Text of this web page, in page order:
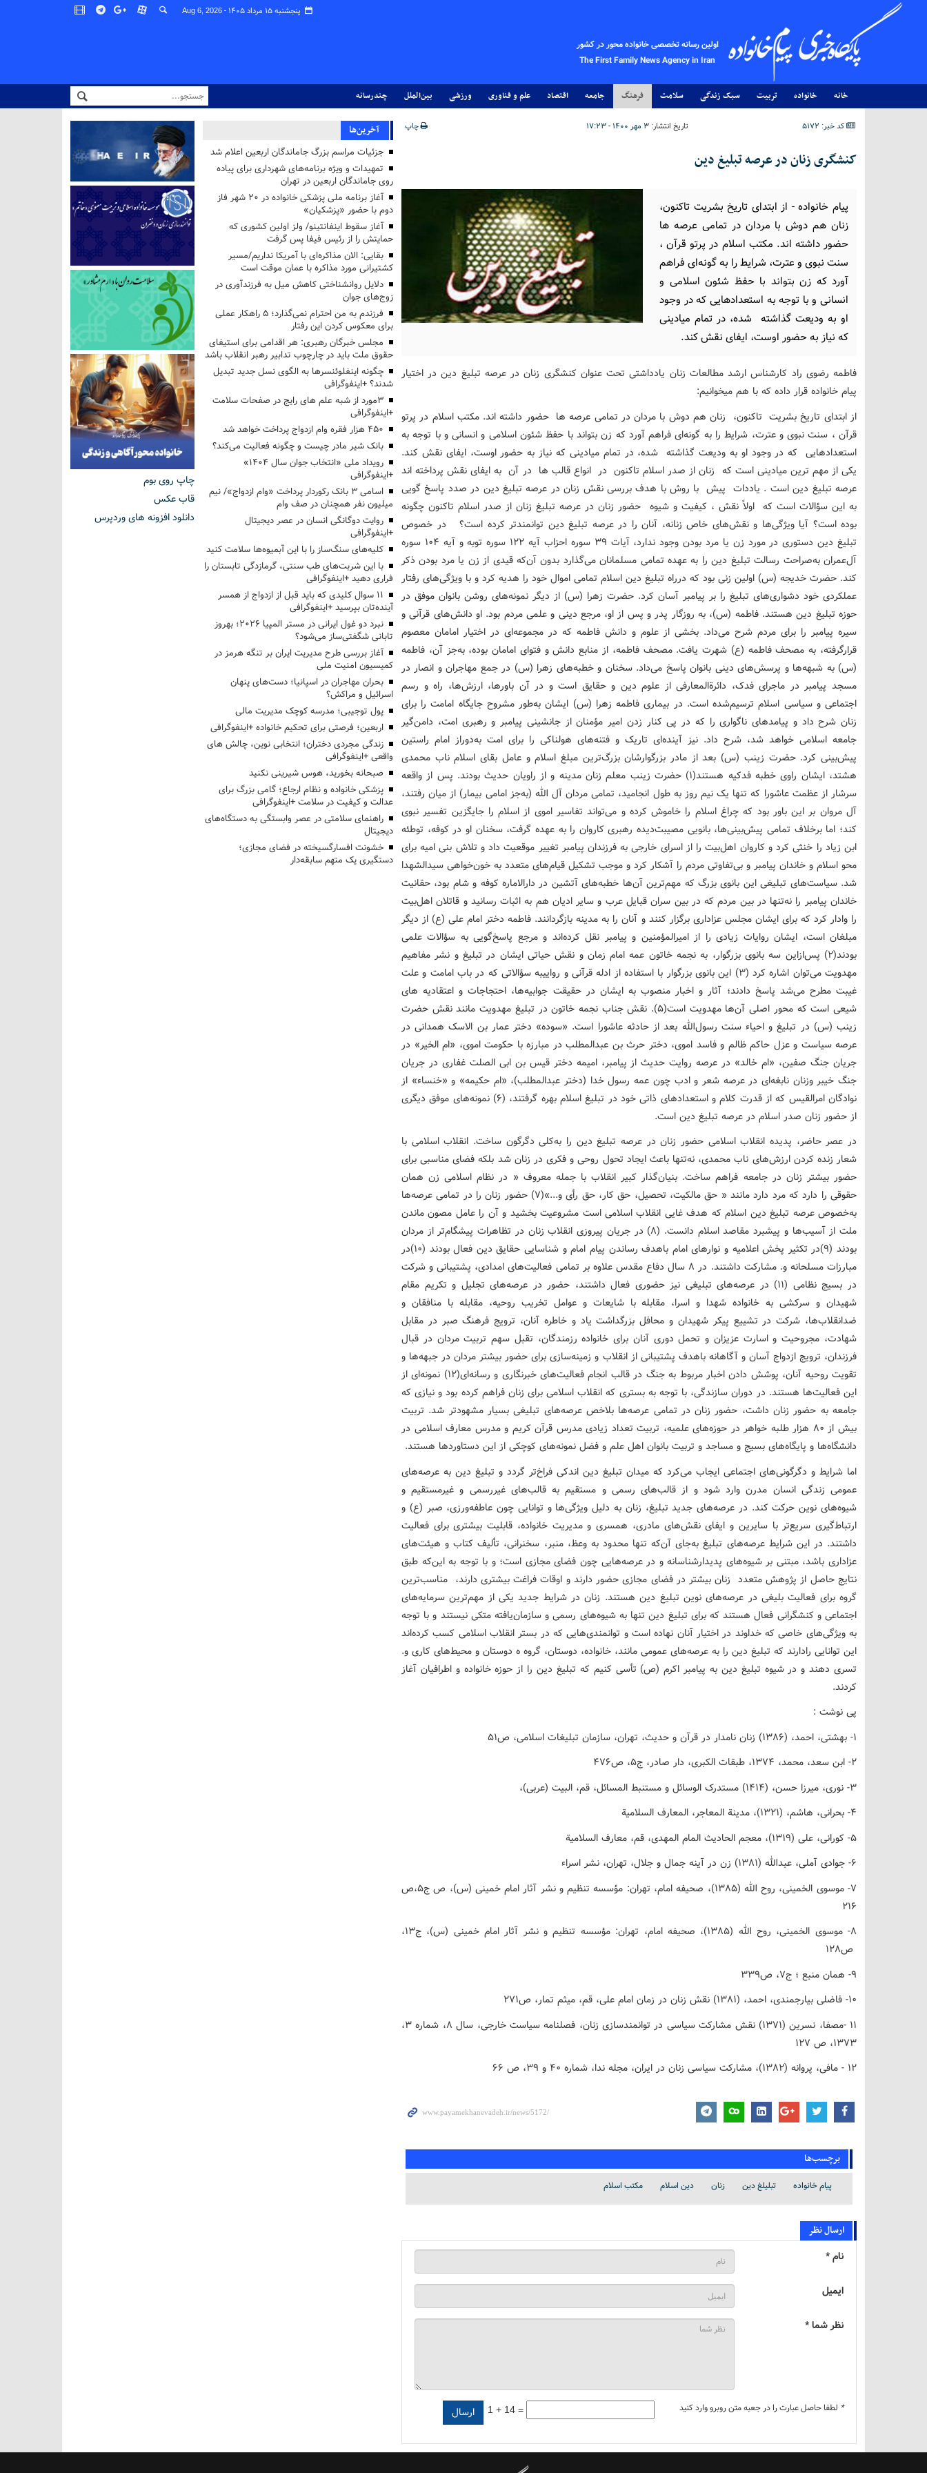
پنجشنبه ۱۵ مرداد ۱۴۰۵ - Aug 6, 2026
اولین رسانه تخصصی خانواده محور در کشور
The First Family News Agency in Iran
خانه خانواده تربیت سبک زندگی سلامت فرهنگ جامعه اقتصاد علم و فناوری ورزشی بین‌الملل چندرسانه
کد خبر: 5172 تاریخ انتشار: ۳ مهر ۱۴۰۰ - ۱۷:۲۳ چاپ
کنشگری زنان در عرصه تبلیغ دین
پیام خانواده - از ابتدای تاریخ بشریت تاکنون،
زنان هم دوش با مردان در تمامی عرصه ها
حضور داشته اند. مکتب اسلام در پرتو قرآن ،
سنت نبوی و عترت، شرایط را به گونه‌ای فراهم
آورد که زن بتواند با حفظ شئون اسلامی و
انسانی و با توجه به استعدادهایی که در وجود
او به ودیعت گذاشته ‌ شده، در تمام میادینی
که نیاز به حضور اوست، ایفای نقش کند.
فاطمه رضوی راد کارشناس ارشد مطالعات زنان یادداشتی تحت عنوان کنشگری زنان در عرصه تبلیغ دین در اختیار
پیام خانواده قرار داده که با هم میخوانیم:
از ابتدای تاریخ بشریت تاکنون، زنان هم دوش با مردان در تمامی عرصه ها حضور داشته اند. مکتب اسلام در پرتو
قرآن ، سنت نبوی و عترت، شرایط را به گونه‌ای فراهم آورد که زن بتواند با حفظ شئون اسلامی و انسانی و با توجه به
استعدادهایی که در وجود او به ودیعت گذاشته ‌ شده، در تمام میادینی که نیاز به حضور اوست، ایفای نقش کند.
یکی از مهم ترین میادینی است که زنان از صدر اسلام تاکنون در انواع قالب ها در آن به ایفای نقش پرداخته اند
عرصه تبلیغ دین است . یاددات پیش با روش با هدف بررسی نقش زنان در عرصه تبلیغ دین در صدد پاسخ گویی
به این سؤالات است که اولاً نقش ، کیفیت و شیوه حضور زنان در عرصه تبلیغ زنان از صدر اسلام تاکنون چگونه
بوده است؟ آیا ویژگی‌ها و نقش‌های خاص زنانه، آنان را در عرصه تبلیغ دین توانمندتر کرده است؟ در خصوص
تبلیغ دین دستوری در مورد زن یا مرد بودن وجود ندارد، آیات 39 سوره احزاب آیه 122 سوره توبه و آیه 104 سوره
آل‌عمران به‌صراحت رسالت تبلیغ دین را به عهده تمامی مسلمانان می‌گذارد بدون آن‌که قیدی از زن یا مرد بودن ذکر
کند. حضرت خدیجه (س) اولین زنی بود که درراه تبلیغ دین اسلام تمامی اموال خود را هدیه کرد و با ویژگی‌های رفتار
عملکردی خود دشواری‌های تبلیغ را بر پیامبر آسان کرد. حضرت زهرا (س) از دیگر نمونه‌های روشن بانوان موفق در
حوزه تبلیغ دین هستند. فاطمه (س)، به روزگار پدر و پس از او، مرجع دینی و علمی مردم بود. او دانش‌های قرآنی و
سیره پیامبر را برای مردم شرح می‌داد. بخشی از علوم و دانش فاطمه که در مجموعه‌ای در اختیار امامان معصوم
قرارگرفته، به مصحف فاطمه (ع) شهرت یافت. مصحف فاطمه، از منابع دانش و فتوای امامان بوده، به‌جز آن، فاطمه
(س) به شبهه‌ها و پرسش‌های دینی بانوان پاسخ می‌داد. سخنان و خطبه‌های زهرا (س) در جمع مهاجران و انصار در
مسجد پیامبر در ماجرای فدک، دائرة‌المعارفی از علوم دین و حقایق است و در آن باورها، ارزش‌ها، راه و رسم
اجتماعی و سیاسی اسلام ترسیم‌شده است. در بیماری فاطمه زهرا (س) ایشان به‌طور مشروح جایگاه امامت را برای
زنان شرح داد و پیامدهای ناگواری را که در پی کنار زدن امیر مؤمنان از جانشینی پیامبر و رهبری امت، دامن‌گیر
جامعه اسلامی خواهد شد، شرح داد. نیز آینده‌ای تاریک و فتنه‌های هولناکی را برای امت به‌دوراز امام راستین
پیش‌بینی کرد. حضرت زینب (س) بعد از مادر بزرگوارشان بزرگ‌ترین مبلغ اسلام و عامل بقای اسلام ناب محمدی
هشتد، ایشان راوی خطبه فدکیه هستند(1) حضرت زینب معلم زنان مدینه و از راویان حدیث بودند. پس از واقعه
سرشار از عظمت عاشورا که تنها یک نیم روز به طول انجامید، تمامی مردان آل الله (به‌جز امامی بیمار) از میان رفتند،
آل مروان بر این باور بود که چراغ اسلام را خاموش کرده و می‌تواند تفاسیر اموی از اسلام را جایگزین تفسیر نبوی
کند؛ اما برخلاف تمامی پیش‌بینی‌ها، بانویی مصیبت‌دیده رهبری کاروان را به عهده گرفت، سخنان او در کوفه، توطئه
ابن زیاد را خنثی کرد و کاروان اهل‌بیت را از اسرای خارجی به فرزندان پیامبر تغییر موقعیت داد و تلاش بنی امیه برای
محو اسلام و خاندان پیامبر و بی‌تفاوتی مردم را آشکار کرد و موجب تشکیل قیام‌های متعدد به خون‌خواهی سیدالشهدا
شد. سیاست‌های تبلیغی این بانوی بزرگ که مهم‌ترین آن‌ها خطبه‌های آتشین در دارالاماره کوفه و شام بود، حقانیت
خاندان پیامبر را نه‌تنها در بین مردم که در بین سران قبایل عرب و سایر ادیان هم به اثبات رسانید و قاتلان اهل‌بیت
را وادار کرد که برای ایشان مجلس عزاداری برگزار کنند و آنان را به مدینه بازگردانند. فاطمه دختر امام علی (ع) از دیگر
مبلغان است، ایشان روایات زیادی را از امیرالمؤمنین و پیامبر نقل کرده‌اند و مرجع پاسخ‌گویی به سؤالات علمی
بودند(2) پس‌ازاین سه بانوی بزرگوار، به نجمه خاتون عمه امام زمان و نقش حیاتی ایشان در تبلیغ و نشر مفاهیم
مهدویت می‌توان اشاره کرد (3) این بانوی بزرگوار با استفاده از ادله قرآنی و رواییبه سؤالاتی که در باب امامت و علت
غیبت مطرح می‌شد پاسخ دادند؛ آثار و اخبار منصوب به ایشان در حقیقت جوابیه‌ها، احتجاجات و اعتقادیه های
شیعی است که محور اصلی آن‌ها مهدویت است(5). نقش جناب نجمه خاتون در تبلیغ مهدویت مانند نقش حضرت
زینب (س) در تبلیغ و احیاء سنت رسول‌الله بعد از حادثه عاشورا است. «سوده» دختر عمار بن الاسک همدانی در
عرصه سیاست و عزل حاکم ظالم و فاسد اموی، دختر حرث بن عبدالمطلب در مبارزه با حکومت اموی، «ام الخیر» در
جریان جنگ صفین، «ام خالد» در عرصه روایت حدیث از پیامبر، امیمه دختر قیس بن ابی الصلت غفاری در جریان
جنگ خیبر وزنان نابغه‌ای در عرصه شعر و ادب چون عمه رسول خدا (دختر عبدالمطلب)، «ام حکیمه» و «خنساء» از
نوادگان امرالقیس که از قدرت کلام و استعدادهای ذاتی خود در تبلیغ اسلام بهره گرفتند، (6) نمونه‌های موفق دیگری
از حضور زنان صدر اسلام در عرصه تبلیغ دین است.
در عصر حاضر، پدیده انقلاب اسلامی حضور زنان در عرصه تبلیغ دین را به‌کلی دگرگون ساخت. انقلاب اسلامی با
شعار زنده کردن ارزش‌های ناب محمدی، نه‌تنها باعث ایجاد تحول روحی و فکری در زنان شد بلکه فضای مناسبی برای
حضور بیشتر زنان در جامعه فراهم ساخت. بنیان‌گذار کبیر انقلاب با جمله معروف « در نظام اسلامی زن همان
حقوقی را دارد که مرد دارد مانند « حق مالکیت، تحصیل، حق کار، حق رأی و...»(7) حضور زنان را در تمامی عرصه‌ها
به‌خصوص عرصه تبلیغ دین اسلام که هدف غایی انقلاب اسلامی است مشروعیت بخشید و آن را عامل مصون ماندن
ملت از آسیب‌ها و پیشبرد مقاصد اسلام دانست. (8) در جریان پیروزی انقلاب زنان در تظاهرات پیشگام‌تر از مردان
بودند (9)در تکثیر پخش اعلامیه و نوارهای امام باهدف رساندن پیام امام و شناسایی حقایق دین فعال بودند (10)در
مبارزات مسلحانه و. مشارکت داشتند. در 8 سال دفاع مقدس علاوه بر تمامی فعالیت‌های امدادی، پشتیبانی و شرکت
در بسیج نظامی (11) در عرصه‌های تبلیغی نیز حضوری فعال داشتند، حضور در عرصه‌های تجلیل و تکریم مقام
شهیدان و سرکشی به خانواده شهدا و اسرا، مقابله با شایعات و عوامل تخریب روحیه، مقابله با منافقان و
ضدانقلاب‌ها، شرکت در تشییع پیکر شهیدان و محافل بزرگداشت یاد و خاطره آنان، ترویج فرهنگ صبر در مقابل
شهادت، مجروحیت و اسارت عزیزان و تحمل دوری آنان برای خانواده رزمندگان، تقبل سهم تربیت مردان در قبال
فرزندان، ترویج ازدواج آسان و آگاهانه باهدف پشتیبانی از انقلاب و زمینه‌سازی برای حضور بیشتر مردان در جبهه‌ها و
تقویت روحیه آنان، پوشش دادن اخبار مربوط به جنگ در قالب انجام فعالیت‌های خبرنگاری و رسانه‌ای(12) نمونه‌ای از
این فعالیت‌ها هستند. در دوران سازندگی، با توجه به بستری که انقلاب اسلامی برای زنان فراهم کرده بود و نیازی که
جامعه به حضور زنان داشت، حضور زنان در تمامی عرصه‌ها بلاخص عرصه‌های تبلیغی بسیار مشهودتر شد. تربیت
بیش از 80 هزار طلبه خواهر در حوزه‌های علمیه، تربیت تعداد زیادی مدرس قرآن کریم و مدرس معارف اسلامی در
دانشگاه‌ها و پایگاه‌های بسیج و مساجد و تربیت بانوان اهل علم و فضل نمونه‌های کوچکی از این دستاوردها هستند.
اما شرایط و دگرگونی‌های اجتماعی ایجاب می‌کرد که میدان تبلیغ دین اندکی فراخ‌تر گردد و تبلیغ دین به عرصه‌های
عمومی زندگی انسان مدرن وارد شود و از قالب‌های رسمی و مستقیم به قالب‌های غیررسمی و غیرمستقیم و
شیوه‌های نوین حرکت کند. در عرصه‌های جدید تبلیغ، زنان به دلیل ویژگی‌ها و توانایی چون عاطفه‌ورزی، صبر (ع) و
ارتباط‌گیری سریع‌تر با سایرین و ایفای نقش‌های مادری، همسری و مدیریت خانواده، قابلیت بیشتری برای فعالیت
داشتند. در این شرایط عرصه‌های تبلیغ به‌جای آن‌که تنها محدود به وعظ، منبر، سخنرانی، تألیف کتاب و هیئت‌های
عزاداری باشد، مبتنی بر شیوه‌های پدیدارشناسانه و در عرصه‌هایی چون فضای مجازی است؛ و با توجه به این‌که طبق
نتایج حاصل از پژوهش متعدد زنان بیشتر در فضای مجازی حضور دارند و اوقات فراغت بیشتری دارند، مناسب‌ترین
گروه برای فعالیت بلیغی در عرصه‌های نوین تبلیغ دین هستند. زنان در شرایط جدید یکی از مهم‌ترین سرمایه‌های
اجتماعی و کنشگرانی فعال هستند که برای تبلیغ دین تنها به شیوه‌های رسمی و سازمان‌یافته متکی نیستند و با توجه
به ویژگی‌های خاصی که خداوند در اختیار آنان نهاده است و توانمندی‌هایی که در بستر انقلاب اسلامی کسب کرده‌اند
این توانایی رادارند که تبلیغ دین را به عرصه‌های عمومی مانند، خانواده، دوستان، گروه ه دوستان و محیط‌های کاری و.
تسری دهند و در شیوه تبلیغ دین به پیامبر اکرم (ص) تأسی کنیم که تبلیغ دین را از حوزه خانواده و اطرافیان آغاز
کردند.
پی نوشت :
1- بهشتی، احمد، (1386) زنان نامدار در قرآن و حدیث، تهران، سازمان تبلیغات اسلامی، ص51
2- ابن سعد، محمد، 1374، طبقات الکبری، دار صادر، ج5، ص476
3- نوری، میرزا حسن، (1414) مستدرک الوسائل و مستنبط المسائل، قم، البیت (عربی)،
4- بحرانی، هاشم، (1321)، مدینة المعاجر، المعارف السلامیة
5- کورانی، علی (1319)، معجم الحادیث المام المهدی، قم، معارف السلامیة
6- جوادی آملی، عبدالله (1381) زن در آینه جمال و جلال، تهران، نشر اسراء
7- موسوی الخمینی، روح الله (1385)، صحیفه امام، تهران: مؤسسه تنظیم و نشر آثار امام خمینی (س)، ص ج5،ص
216
8- موسوی الخمینی، روح الله (1385)، صحیفه امام، تهران: مؤسسه تنظیم و نشر آثار امام خمینی (س)، ج13،
ص128
9- همان منبع ؛ ج7، ص339
10- فاضلی بیارجمندی، احمد، (1381) نقش زنان در زمان امام علی، قم، میثم تمار، ص271
11 -مصفا، نسرین (1371) نقش مشارکت سیاسی در توانمندسازی زنان، فصلنامه سیاست خارجی، سال ۸، شماره ۳،
۱۳۷۳، ص ۱۲۷
12 - مافی، پروانه (۱۳۸۲)، مشارکت سیاسی زنان در ایران، مجله ندا، شماره ۴۰ و ۳۹، ص ۶۶
برچسب‌ها
پیام خانواده تبلیلغ دین زنان دین اسلام مکتب اسلام
ارسال نظر
نام *
ایمیل
نظر شما *
* لطفا حاصل عبارت را در جعبه متن روبرو وارد کنید 1 + 14 =
آخرین‌ها
جزئیات مراسم بزرگ جاماندگان اربعین اعلام شد
تمهیدات و ویژه برنامه‌های شهرداری برای پیاده
روی جاماندگان اربعین در تهران
آغاز برنامه ملی پزشکی خانواده در ۲۰ شهر فاز
دوم با حضور «پزشکیان»
آغاز سقوط اینفانتینو/ ولز اولین کشوری که
حمایتش را از رئیس فیفا پس گرفت
بقایی: الان مذاکره‌ای با آمریکا نداریم/مسیر
کشتیرانی مورد مذاکره با عمان موقت است
دلایل روانشناختی کاهش میل به فرزندآوری در
زوج‌های جوان
فرزندم به من احترام نمی‌گذارد؛ ۵ راهکار عملی
برای معکوس کردن این رفتار
مجلس خبرگان رهبری: هر اقدامی برای استیفای
حقوق ملت باید در چارچوب تدابیر رهبر انقلاب باشد
چگونه اینفلوئنسرها به الگوی نسل جدید تبدیل
شدند؟ +اینفوگرافی
3مورد از شبه علم های رایج در صفحات سلامت
+اینفوگرافی
۴۵۰ هزار فقره وام ازدواج پرداخت خواهد شد
بانک شیر مادر چیست و چگونه فعالیت می‌کند؟
رویداد ملی «انتخاب جوان سال ۱۴۰۴»
+اینفوگرافی
اسامی ۳ بانک رکوردار پرداخت «وام ازدواج»/ نیم
میلیون نفر همچنان در صف وام
روایت دوگانگی انسان در عصر دیجیتال
+اینفوگرافی
کلیه‌های سنگ‌ساز را با این آبمیوه‌ها سلامت کنید
با این شربت‌های طب سنتی، گرمازدگی تابستان را
فراری دهید +اینفوگرافی
۱۱ سوال کلیدی که باید قبل از ازدواج از همسر
آینده‌تان بپرسید +اینفوگرافی
نبرد دو غول ایرانی در مستر المپیا ۲۰۲۶؛ بهروز
تابانی شگفتی‌ساز می‌شود؟
آغاز بررسی طرح مدیریت ایران بر تنگه هرمز در
کمیسیون امنیت ملی
بحران مهاجران در اسپانیا؛ دست‌های پنهان
اسرائیل و مراکش؟
پول توجیبی؛ مدرسه کوچک مدیریت مالی
اربعین؛ فرصتی برای تحکیم خانواده +اینفوگرافی
زندگی مجردی دختران؛ انتخابی نوین، چالش های
واقعی +اینفوگرافی
صبحانه بخورید، هوس شیرینی نکنید
پزشکی خانواده و نظام ارجاع؛ گامی بزرگ برای
عدالت و کیفیت در سلامت +اینفوگرافی
راهنمای سلامتی در عصر وابستگی به دستگاه‌های
دیجیتال
خشونت افسارگسیخته در فضای مجازی؛
دستگیری یک متهم سابقه‌دار
چاپ روی بوم
قاب عکس
دانلود افزونه های وردپرس